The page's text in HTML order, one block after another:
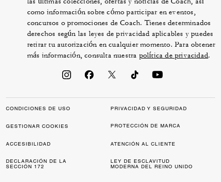
como información sobre cómo participar en eventos,
concursos o promociones de Coach. Tienes determinados
derechos según las leyes de privacidad aplicables y puedes
retirar tu autorización en cualquier momento. Para obtener
más información, consulta nuestra política de privacidad.
CONDICIONES DE USO PRIVACIDAD Y SEGURIDAD
GESTIONAR COOKIES PROTECCIÓN DE MARCA
ACCESIBILIDAD ATENCIÓN AL CLIENTE
DECLARACIÓN DE LA
SECCIÓN 172
LEY DE ESCLAVITUD
MODERNA DEL REINO UNIDO